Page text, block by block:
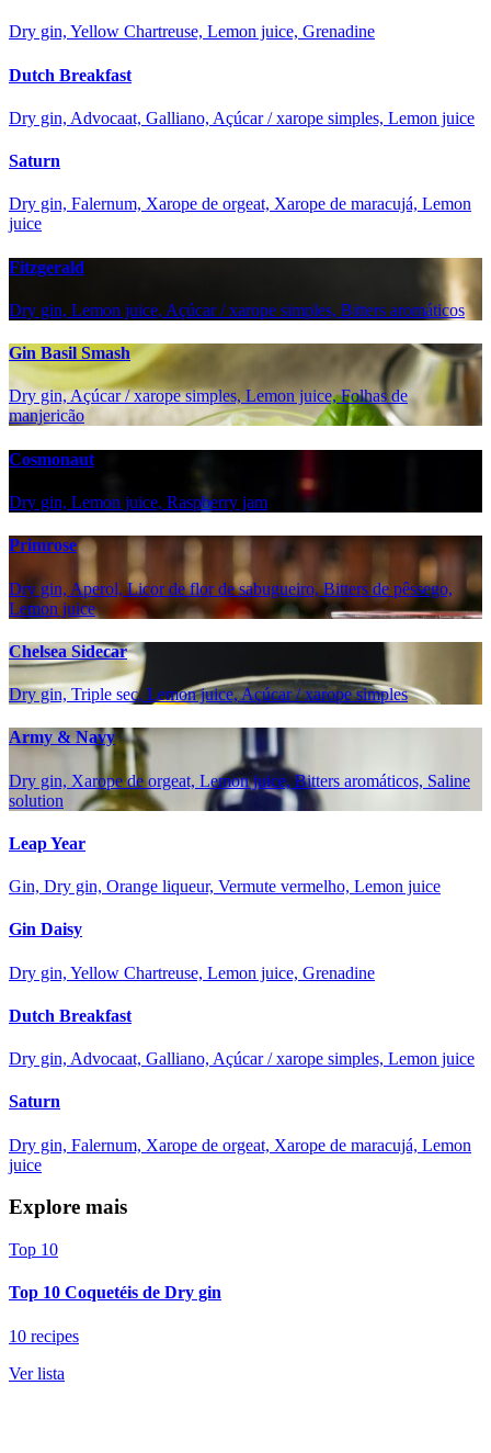
Dry gin, Yellow Chartreuse, Lemon juice, Grenadine
Dutch Breakfast
Dry gin, Advocaat, Galliano, Açúcar / xarope simples, Lemon juice
Saturn
Dry gin, Falernum, Xarope de orgeat, Xarope de maracujá, Lemon
juice
Fitzgerald
Dry gin, Lemon juice, Açúcar / xarope simples, Bitters aromáticos
Gin Basil Smash
Dry gin, Açúcar / xarope simples, Lemon juice, Folhas de
manjericão
Cosmonaut
Dry gin, Lemon juice, Raspberry jam
Primrose
Dry gin, Aperol, Licor de flor de sabugueiro, Bitters de pêssego,
Lemon juice
Chelsea Sidecar
Dry gin, Triple sec, Lemon juice, Açúcar / xarope simples
Army & Navy
Dry gin, Xarope de orgeat, Lemon juice, Bitters aromáticos, Saline
solution
Leap Year
Gin, Dry gin, Orange liqueur, Vermute vermelho, Lemon juice
Gin Daisy
Dry gin, Yellow Chartreuse, Lemon juice, Grenadine
Dutch Breakfast
Dry gin, Advocaat, Galliano, Açúcar / xarope simples, Lemon juice
Saturn
Dry gin, Falernum, Xarope de orgeat, Xarope de maracujá, Lemon
juice
Explore mais
Top 10
Top 10 Coquetéis de Dry gin
10 recipes
Ver lista